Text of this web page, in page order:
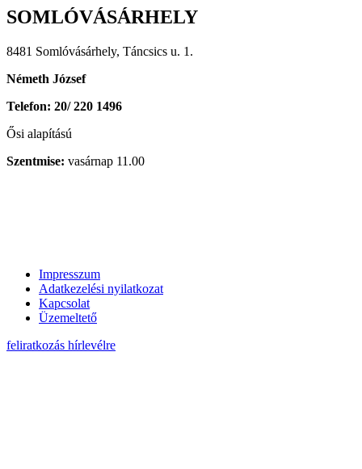
SOMLÓVÁSÁRHELY
8481 Somlóvásárhely, Táncsics u. 1.
Németh József
Telefon: 20/ 220 1496
Ősi alapítású
Szentmise: vasárnap 11.00
Impresszum
Adatkezelési nyilatkozat
Kapcsolat
Üzemeltető
feliratkozás hírlevélre